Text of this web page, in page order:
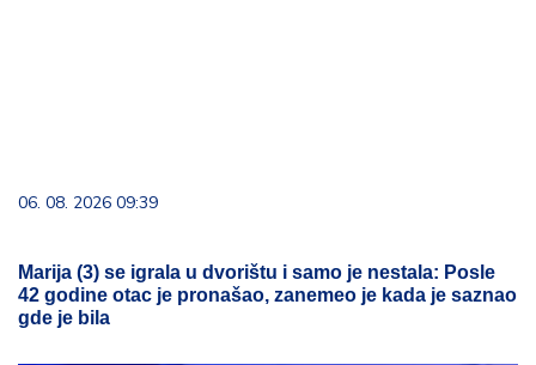
06. 08. 2026 09:39
Marija (3) se igrala u dvorištu i samo je nestala: Posle
42 godine otac je pronašao, zanemeo je kada je saznao
gde je bila